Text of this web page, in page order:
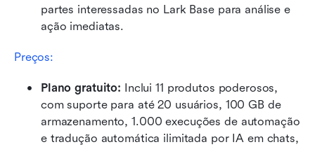
partes interessadas no Lark Base para análise e
ação imediatas.
Preços:
Plano gratuito: Inclui 11 produtos poderosos,
com suporte para até 20 usuários, 100 GB de
armazenamento, 1.000 execuções de automação
e tradução automática ilimitada por IA em chats,